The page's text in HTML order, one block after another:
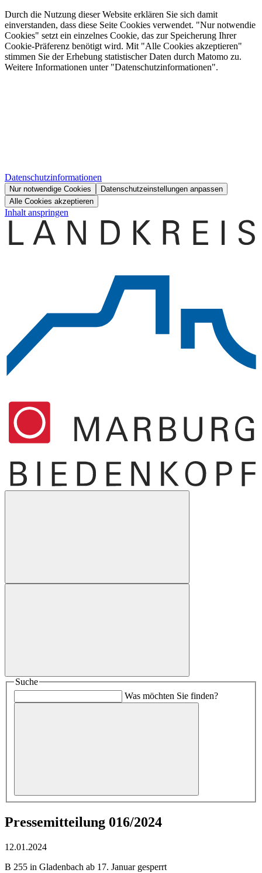
Durch die Nutzung dieser Website erklären Sie sich damit
einverstanden, dass diese Seite Cookies verwendet. "Nur notwendie
Cookies" setzt ein einzelnes Cookie, das zur Speicherung Ihrer
Cookie-Präferenz benötigt wird. Mit "Alle Cookies akzeptieren"
stimmen Sie der Erhebung statistischer Daten durch Matomo zu.
Weitere Informationen unter "Datenschutzinformationen".
Datenschutzinformationen
Nur notwendige Cookies
Datenschutzeinstellungen anpassen
Alle Cookies akzeptieren
Inhalt anspringen
Suche
Was möchten Sie finden?
Pressemitteilung 016/2024
12.01.2024
B 255 in Gladenbach ab 17. Januar gesperrt